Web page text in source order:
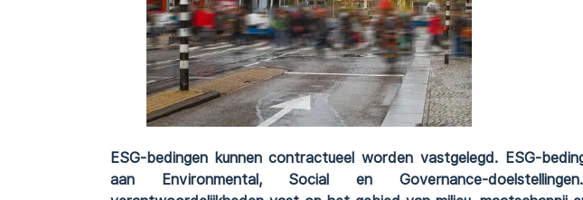
ESG-bedingen kunnen contractueel worden vastgelegd. ESG-
aan Environmental, Social en Governance-